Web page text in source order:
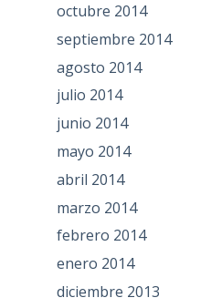
octubre 2014
septiembre 2014
agosto 2014
julio 2014
junio 2014
mayo 2014
abril 2014
marzo 2014
febrero 2014
enero 2014
diciembre 2013